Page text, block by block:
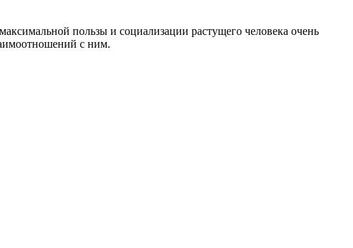
пользы и социализации растущего человека очень
с ним.